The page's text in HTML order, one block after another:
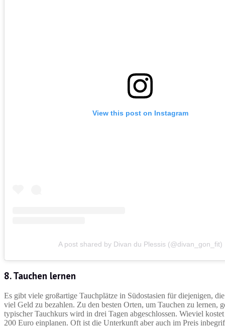
View this post on Instagram
A post shared by Divan du Plessis (@divan_gon_fit)
8. Tauchen lernen
Es gibt viele großartige Tauchplätze in Südostasien für diejenigen,
viel Geld zu bezahlen. Zu den besten Orten, um Tauchen zu
typischer Tauchkurs wird in drei Tagen abgeschlossen. Wieviel
200 Euro einplanen. Oft ist die Unterkunft aber auch im Preis